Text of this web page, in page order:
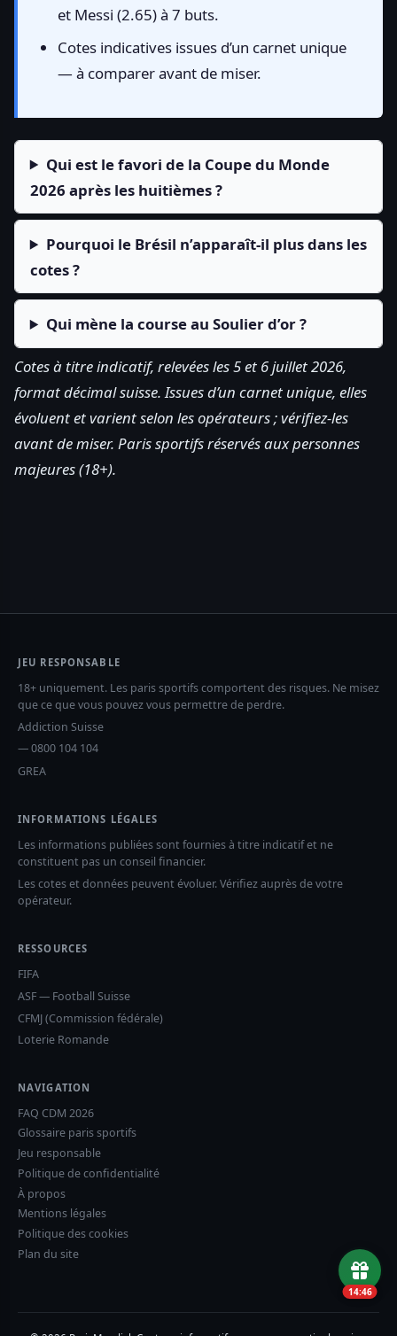
et Messi (2.65) à 7 buts.
Cotes indicatives issues d’un carnet unique
— à comparer avant de miser.
Qui est le favori de la Coupe du Monde
2026 après les huitièmes ?
Pourquoi le Brésil n’apparaît-il plus dans les
cotes ?
Qui mène la course au Soulier d’or ?
Cotes à titre indicatif, relevées les 5 et 6 juillet 2026,
format décimal suisse. Issues d’un carnet unique, elles
évoluent et varient selon les opérateurs ; vérifiez-les
avant de miser. Paris sportifs réservés aux personnes
majeures (18+).
JEU RESPONSABLE
18+ uniquement. Les paris sportifs comportent des risques. Ne misez
que ce que vous pouvez vous permettre de perdre.
Addiction Suisse
— 0800 104 104
GREA
INFORMATIONS LÉGALES
Les informations publiées sont fournies à titre indicatif et ne
constituent pas un conseil financier.
Les cotes et données peuvent évoluer. Vérifiez auprès de votre
opérateur.
RESSOURCES
FIFA
ASF — Football Suisse
CFMJ (Commission fédérale)
Loterie Romande
NAVIGATION
FAQ CDM 2026
Glossaire paris sportifs
Jeu responsable
Politique de confidentialité
À propos
Mentions légales
Politique des cookies
Plan du site
14:45